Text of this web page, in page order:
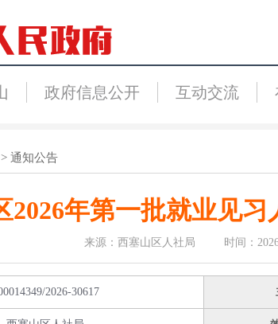
政府信息公开 互动交流
> 通知公告
2026年第一批就业见
来源：西塞山区人社局 时间：2026-
2026-30617